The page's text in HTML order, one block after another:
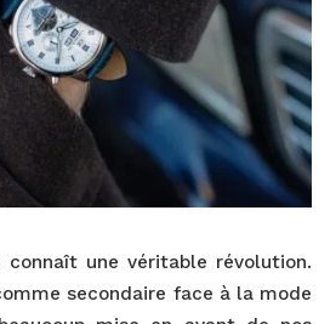
connaît une véritable révolution.
secondaire face à la mode